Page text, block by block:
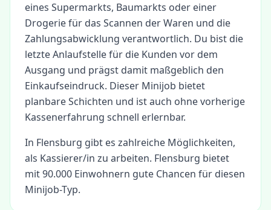
eines Supermarkts, Baumarkts oder einer
Drogerie für das Scannen der Waren und die
Zahlungsabwicklung verantwortlich. Du bist die
letzte Anlaufstelle für die Kunden vor dem
Ausgang und prägst damit maßgeblich den
Einkaufseindruck. Dieser Minijob bietet
planbare Schichten und ist auch ohne vorherige
Kassenerfahrung schnell erlernbar.
In Flensburg gibt es zahlreiche Möglichkeiten,
als Kassierer/in zu arbeiten. Flensburg bietet
mit 90.000 Einwohnern gute Chancen für diesen
Minijob-Typ.